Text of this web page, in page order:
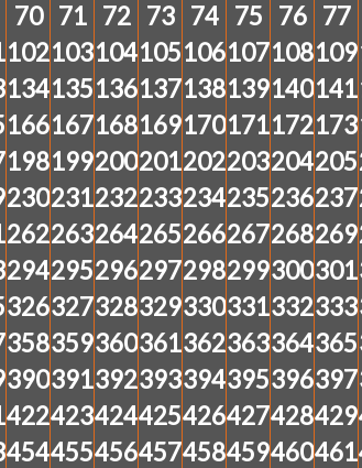
70 71 72 73 74 75 76 77
102103104105106107108109
134135136137138139140141
166167168169170171172173
198199200201202203204205
230231232233234235236237
262263264265266267268269
294295296297298299300301
326327328329330331332333
358359360361362363364365
390391392393394395396397
422423424425426427428429
454455456457458459460461